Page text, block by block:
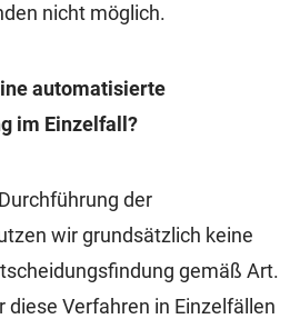
nicht möglich.
automatisierte
im Einzelfall?
der
wir grundsätzlich keine
gemäß Art.
diese Verfahren in Einzelfällen